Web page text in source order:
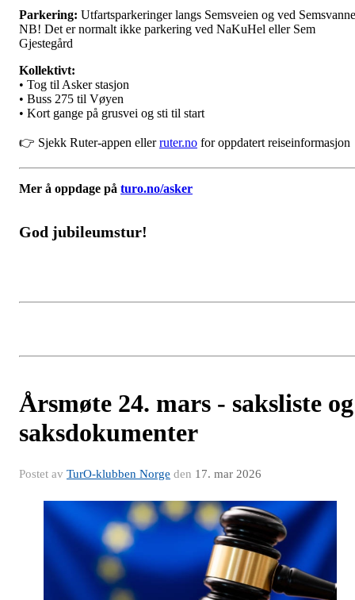
Parkering: Utfartsparkeringer langs Semsveien og ved
NB! Det er normalt ikke parkering ved NaKuHel eller Sem
Gjestegård
Kollektivt:
• Tog til Asker stasjon
• Buss 275 til Vøyen
• Kort gange på grusvei og sti til start
👉 Sjekk Ruter-appen ellerruter.no for oppdatert reiseinformasjon
Mer å oppdage på turo.no/asker
God jubileumstur!
Årsmøte 24. mars - saksliste og
saksdokumenter
Postet av TurO-klubben Norge den 17. mar 2026